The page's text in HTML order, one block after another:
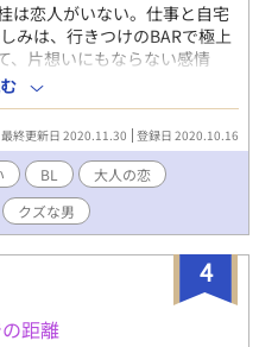
は恋人がいない。仕事と自宅
は、行きつけのBARで極上
、片想いにもならない感情
だった。 彼には極上の男に
二人はどこから見ても完璧な
と、思っていたのに・・・。
「俺と付き合わない？」 喜
恋人公認のセックスフレン
こ」という関係。 そん
最初から諦めていた思いだ
れていく。 桂の想いは実る
ラブストーリーが横浜を舞台
ワッとした設定です。
で、数話ずつ、毎日更新し
最終更新日 2020.11.30 登録日 2020.10.16
BL
大人の恋
クズな男
4
距離